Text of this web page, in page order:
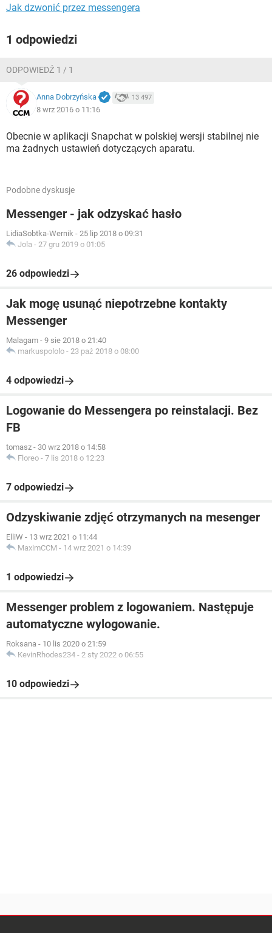
Jak dzwonić przez messengera
1 odpowiedzi
ODPOWIEDŹ 1 / 1
Anna Dobrzyńska 13 497
8 wrz 2016 o 11:16
Obecnie w aplikacji Snapchat w polskiej wersji stabilnej nie
ma żadnych ustawień dotyczących aparatu.
Podobne dyskusje
Messenger - jak odzyskać hasło
LidiaSobtka-Wernik - 25 lip 2018 o 09:31
Jola - 27 gru 2019 o 01:05
26 odpowiedzi
Jak mogę usunąć niepotrzebne kontakty
Messenger
Malagam - 9 sie 2018 o 21:40
markuspololo - 23 paź 2018 o 08:00
4 odpowiedzi
Logowanie do Messengera po reinstalacji. Bez
FB
tomasz - 30 wrz 2018 o 14:58
Floreo - 7 lis 2018 o 12:23
7 odpowiedzi
Odzyskiwanie zdjęć otrzymanych na mesenger
ElliW - 13 wrz 2021 o 11:44
MaximCCM - 14 wrz 2021 o 14:39
1 odpowiedzi
Messenger problem z logowaniem. Następuje
automatyczne wylogowanie.
Roksana - 10 lis 2020 o 21:59
KevinRhodes234 - 2 sty 2022 o 06:55
10 odpowiedzi